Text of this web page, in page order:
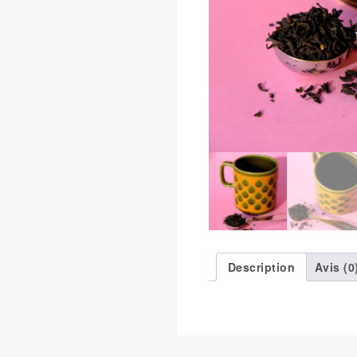
Description Avis